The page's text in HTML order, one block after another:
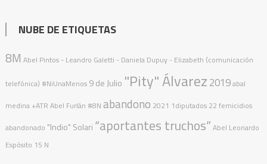
NUBE DE ETIQUETAS
8M Abel Pintos - Leandro Galetti - Daniela Dupuy - Elizabeth (comunicación
telefónica) #NiUnaMenos 9 de Julio "Pity" Álvarez2019abal
medina +ATR Abel Furlán #8N abandono 2021 1diputados 22 femicidios
abandonado "Indio" Solari “aportantes truchos” Abel Leonardo
Espósito 15 N